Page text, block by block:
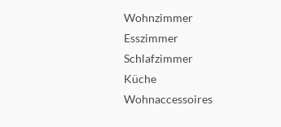
Wohnzimmer
Esszimmer
Schlafzimmer
Küche
Wohnaccessoires